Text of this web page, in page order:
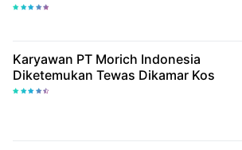
Karyawan PT Morich Indonesia
Diketemukan Tewas Dikamar Kos